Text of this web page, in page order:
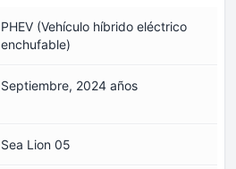
PHEV (Vehículo híbrido eléctrico
enchufable)
Septiembre, 2024 años
Sea Lion 05